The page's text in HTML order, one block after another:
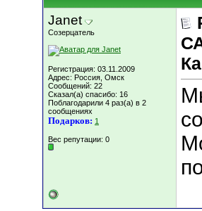
Janet
Созерцатель
Регистрация: 03.11.2009
Адрес: Россия, Омск
Сообщений: 22
Сказал(а) спасибо: 16
Поблагодарили 4 раз(а) в 2
сообщениях
Подарков: 1
Вес репутации: 0